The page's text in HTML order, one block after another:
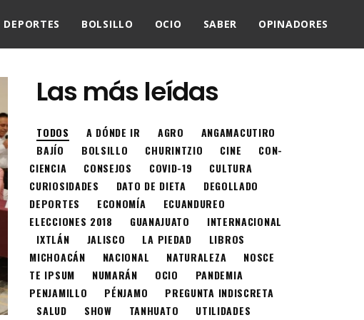
DEPORTES BOLSILLO OCIO SABER OPINADORES
Las más leídas
TODOS A DÓNDE IR AGRO
ANGAMACUTIRO
BAJÍO
BOLSILLO CHURINTZIO CINE
CON-
CIENCIA
CONSEJOS COVID-19
CULTURA
CURIOSIDADES
DATO DE DIETA
DEGOLLADO
DEPORTES
ECONOMÍA
ECUANDUREO
ELECCIONES 2018
GUANAJUATO
INTERNACIONAL
IXTLÁN
JALISCO LA PIEDAD
LIBROS
MICHOACÁN
NACIONAL NATURALEZA
NOSCE
TE IPSUM
NUMARÁN OCIO
PANDEMIA
PENJAMILLO
PÉNJAMO
PREGUNTA INDISCRETA
SALUD
SHOW TANHUATO
UTILIDADES